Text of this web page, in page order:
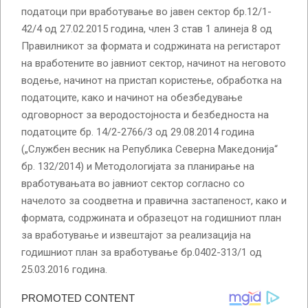
податоци при вработување во јавен сектор бр.12/1-
42/4 од 27.02.2015 година, член 3 став 1 алинеја 8 од
Правилникот за формата и содржината на регистарот
на вработените во јавниот сектор, начинот на неговото
водење, начинот на пристап користење, обработка на
податоците, како и начинот на обезбедување
одговорност за веродостојноста и безбедноста на
податоците бр. 14/2-2766/3 од 29.08.2014 година
(„Службен весник на Република Северна Македонија“
бр. 132/2014) и Методологијата за планирање на
вработувањата во јавниот сектор согласно со
начелото за соодветна и правична застапеност, како и
формата, содржината и образецот на годишниот план
за вработување и извештајот за реализација на
годишниот план за вработување бр.0402-313/1 од
25.03.2016 година.